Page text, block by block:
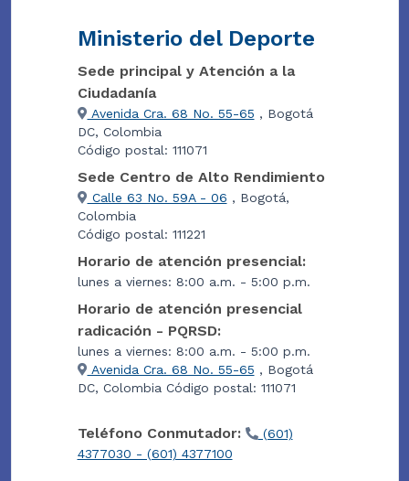
Ministerio del Deporte
Sede principal y Atención a la
Ciudadanía
Avenida Cra. 68 No. 55-65 , Bogotá
DC, Colombia
Código postal: 111071
Sede Centro de Alto Rendimiento
Calle 63 No. 59A - 06 , Bogotá,
Colombia
Código postal: 111221
Horario de atención presencial:
lunes a viernes: 8:00 a.m. - 5:00 p.m.
Horario de atención presencial
radicación - PQRSD:
lunes a viernes: 8:00 a.m. - 5:00 p.m.
Avenida Cra. 68 No. 55-65 , Bogotá
DC, Colombia Código postal: 111071
Teléfono Conmutador:
(601)
4377030 - (601) 4377100